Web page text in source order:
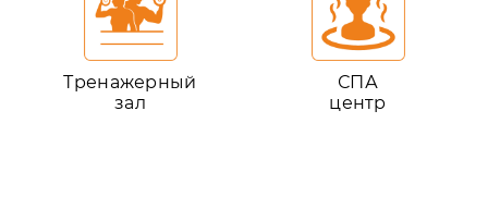
Тренажерный
зал
СПА
центр